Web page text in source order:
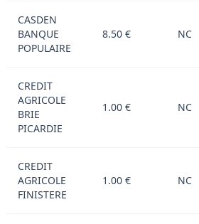
CASDEN
BANQUE
POPULAIRE
8.50 € NC
CREDIT
AGRICOLE
BRIE
PICARDIE
1.00 € NC
CREDIT
AGRICOLE
FINISTERE
1.00 € NC